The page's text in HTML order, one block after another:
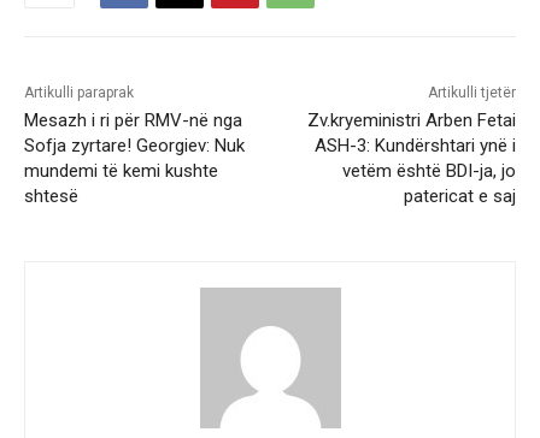
Artikulli paraprak
Mesazh i ri për RMV-në nga
Sofja zyrtare! Georgiev: Nuk
mundemi të kemi kushte
shtesë
Artikulli tjetër
Zv.kryeministri Arben Fetai
ASH-3: Kundërshtari ynë i
vetëm është BDI-ja, jo
patericat e saj